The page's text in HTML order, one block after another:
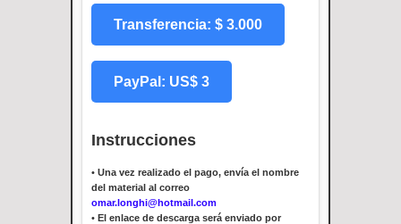
Transferencia: $ 3.000
PayPal: US$ 3
Instrucciones
• Una vez realizado el pago, envía el nombre
del material al correo
omar.longhi@hotmail.com
• El enlace de descarga será enviado por